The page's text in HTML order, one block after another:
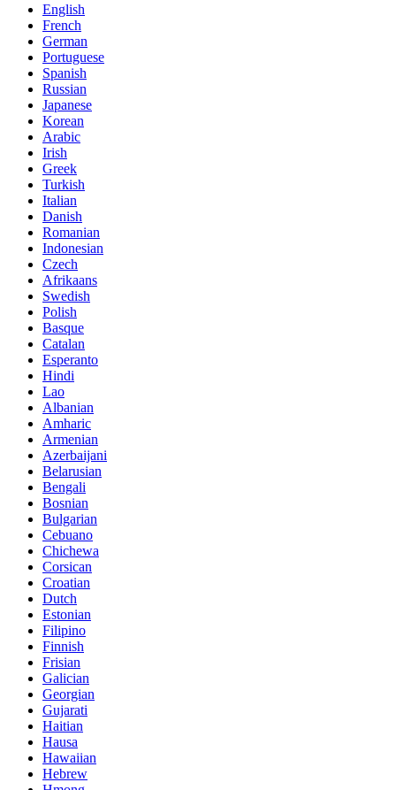
English
French
German
Portuguese
Spanish
Russian
Japanese
Korean
Arabic
Irish
Greek
Turkish
Italian
Danish
Romanian
Indonesian
Czech
Afrikaans
Swedish
Polish
Basque
Catalan
Esperanto
Hindi
Lao
Albanian
Amharic
Armenian
Azerbaijani
Belarusian
Bengali
Bosnian
Bulgarian
Cebuano
Chichewa
Corsican
Croatian
Dutch
Estonian
Filipino
Finnish
Frisian
Galician
Georgian
Gujarati
Haitian
Hausa
Hawaiian
Hebrew